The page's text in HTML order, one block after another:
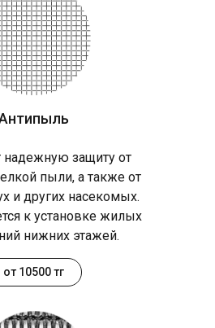
надежную защиту от
пыли, а также от
и других насекомых.
к установке жилых
нижних этажей.
от 10500 тг